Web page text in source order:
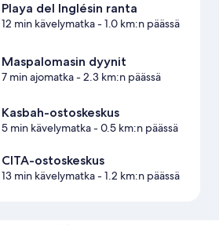
Playa del Inglésin ranta
12 min kävelymatka- 1.0 km:n päässä
Maspalomasin dyynit
7 min ajomatka- 2.3 km:n päässä
Kasbah-ostoskeskus
5 min kävelymatka- 0.5 km:n päässä
CITA-ostoskeskus
13 min kävelymatka- 1.2 km:n päässä